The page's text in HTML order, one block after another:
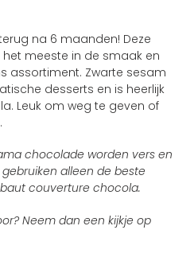
na 6 maanden! Deze
meeste in de smaak en
assortiment. Zwarte sesam
desserts en is heerlijk
Leuk om weg te geven of
chocolade worden vers en
alleen de beste
couverture chocola.
Neem dan een kijkje op